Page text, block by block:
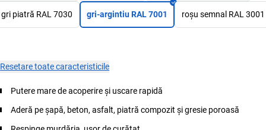
gri piatră RAL 7030 gri-argintiu RAL 7001 roșu semnal RAL 3001
Resetare toate caracteristicile
Putere mare de acoperire și uscare rapidă
Aderă pe șapă, beton, asfalt, piatră compozit și gresie poroasă